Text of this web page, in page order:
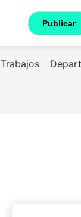
Publicar
Trabajos